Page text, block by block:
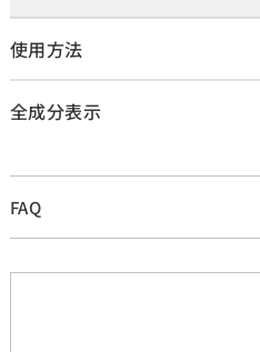
使用方法
全成分表示
FAQ